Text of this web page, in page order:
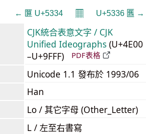
← 匴 U+5334 𝄜 U+5336 匶 →
CJK統合表意文字 / CJK
Unified Ideographs (U+4E00
–U+9FFF)
PDF表格
Unicode 1.1 發布於 1993/06
Han
Lo / 其它字母 (Other_Letter)
L / 左至右書寫